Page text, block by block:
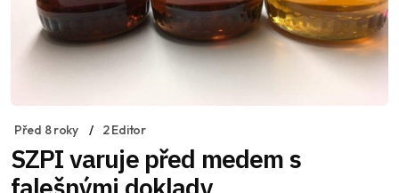
Před 8 roky 2 Editor
SZPI varuje před medem s